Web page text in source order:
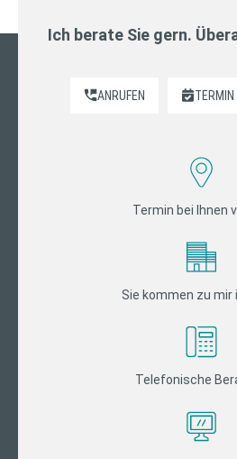
Ich berate Sie gern.
ANRUFEN TERMIN
Termin bei Ihnen
Sie kommen zu mir
Telefonische